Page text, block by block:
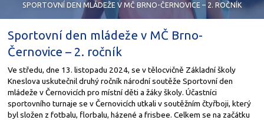
SPORTOVNÍ DEN MLÁDEŽE V MČ BRNO-ČERNOVICE – 2. ROČNÍK
Sportovní den mládeže v MČ Brno-
Černovice – 2. ročník
Ve středu, dne 13. listopadu 2024, se v tělocvičně Základní školy
Kneslova uskutečnil druhý ročník národní soutěže Sportovní den
mládeže v Černovicích pro místní děti a žáky školy. Účastníci
sportovního turnaje se v Černovicích utkali v soutěžním čtyřboji, který
byl složen z fotbalu, florbalu, házené a frisbee. Celkem se na začátku